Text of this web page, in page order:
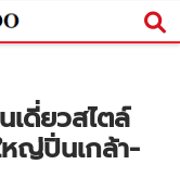
เดี่ยวสไตล์
ญ่ปิ่นเกล้า-